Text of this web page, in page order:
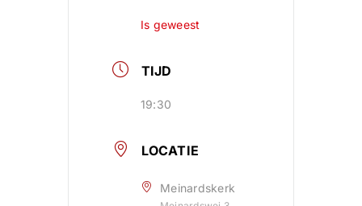
Is geweest
TIJD
19:30
LOCATIE
Meinardskerk